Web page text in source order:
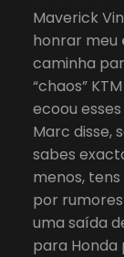
Maverick
honrar meu
caminha
“chaos”
ecoou
Marc disse,
sabes
menos,
por
uma saída
para Honda